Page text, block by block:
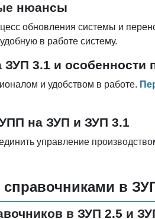
нюансы
обновления системы и
в работе систему.
3.1 и особенности
и удобством в работе.
на ЗУП и ЗУП 3.1
управление
в
в ЗУП 2.5 и